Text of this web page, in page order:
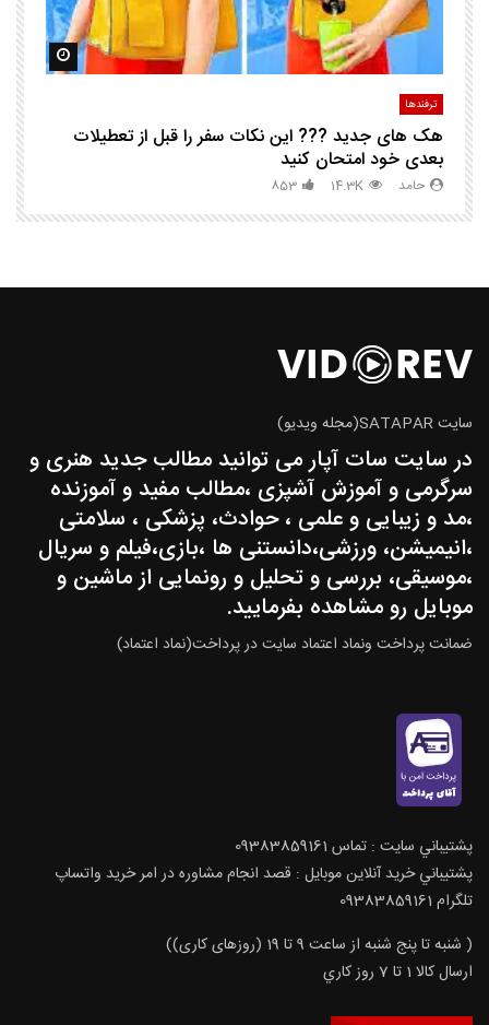
مشاهده
ترفندها
هک های جدید ??️? این نکات سفر را قبل از تعطیلات
بعدی خود امتحان کنید
حامد 14.3K
853
مشاهده بعدا
سایت SATAPAR(مجله ویدیو)
در سایت سات آپار می توانید مطالب جدید هنری و
سرگرمی و آموزش آشپزی ،مطالب مفید و آموزنده
،مد و زیبایی و علمی ، حوادث، پزشکی ، سلامتی
،انیمیشن، ورزشی،دانستنی ها ،بازی،فیلم و سریال
،موسیقی، بررسی و تحلیل و رونمایی از ماشین و
موبایل رو مشاهده بفرمایید.
ضمانت پرداخت ونماد اعتماد سایت در پرداخت(نماد اعتماد)
پشتيباني سايت : تماس 09383859161
پشتيباني خريد آنلاين موبايل : قصد انجام مشاوره در امر خرید واتساپ
تلگرام 09383859161
( شنبه تا پنج شنبه از ساعت 9 تا 19 (روزهای کاری))
ارسال كالا 1 تا 7 روز كاري